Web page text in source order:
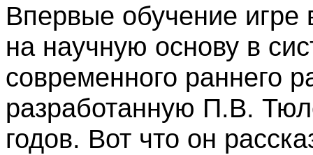
Впервые обучение
на научную основу в
современного раннего
разработанную П.В.
годов. Вот что он